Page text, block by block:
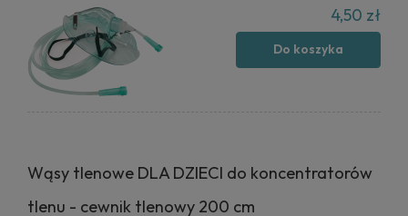
4,50 zł
Do koszyka
Wąsy tlenowe DLA DZIECI do koncentratorów
tlenu - cewnik tlenowy 200 cm